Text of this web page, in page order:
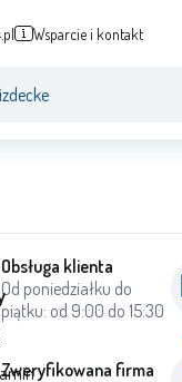
Wsparcie i kontakt
Obsługa klienta
Od poniedziałku do
piątku: od 9:00 do 15:30
Zweryfikowana firma